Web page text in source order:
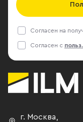
Согласен на
Согласен с
г. Москва,